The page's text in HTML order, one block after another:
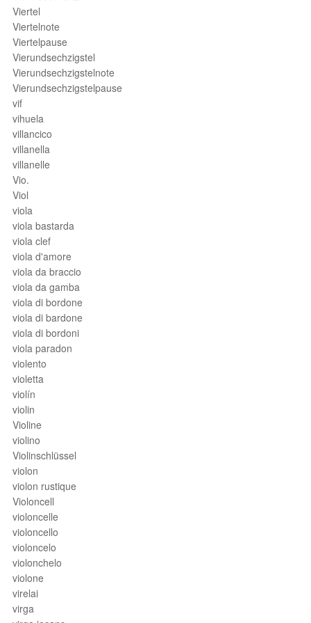
Viertel
Viertelnote
Viertelpause
Vierundsechzigstel
Vierundsechzigstelnote
Vierundsechzigstelpause
vif
vihuela
villancico
villanella
villanelle
Vio.
Viol
viola
viola bastarda
viola clef
viola d'amore
viola da braccio
viola da gamba
viola di bordone
viola di bardone
viola di bordoni
viola paradon
violento
violetta
violín
violin
Violine
violino
Violinschlüssel
violon
violon rustique
Violoncell
violoncelle
violoncello
violoncelo
violonchelo
violone
virelai
virga